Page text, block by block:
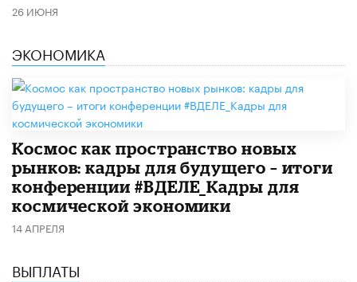
26 ИЮНЯ
ЭКОНОМИКА
Космос как пространство новых
рынков: кадры для будущего – итоги
конференции #ВДЕЛЕ_Кадры для
космической экономики
14 АПРЕЛЯ
ВЫПЛАТЫ